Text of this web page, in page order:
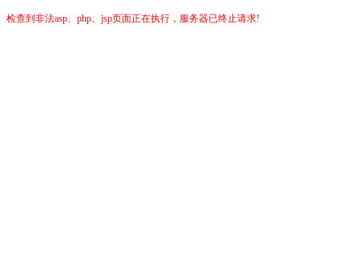
检查到非法asp、php、jsp页面正在执行，服务器已终止请求!